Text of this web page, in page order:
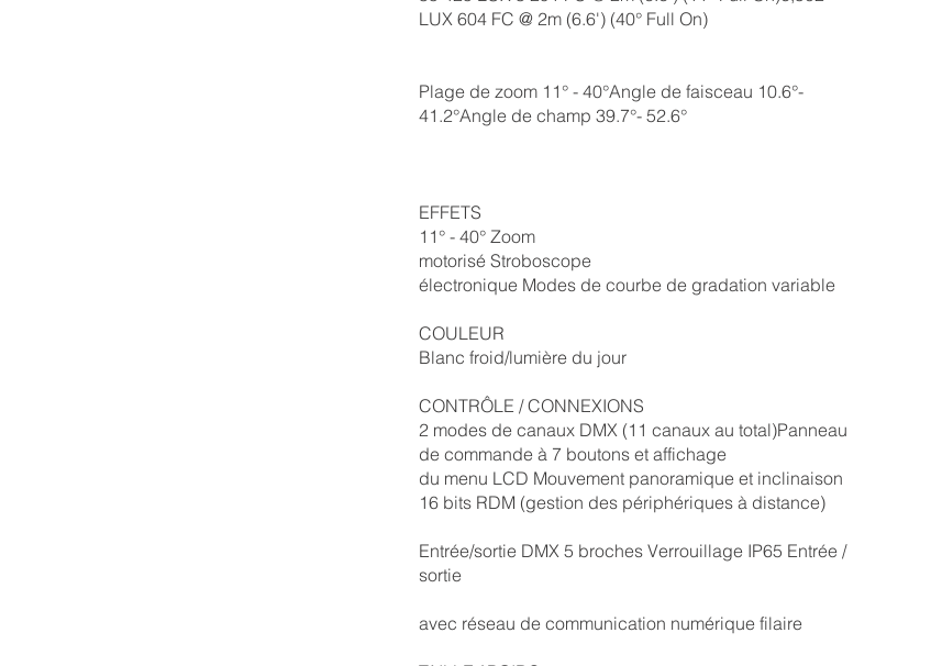
LUX 604 FC @ 2m (6.6') (40° Full On)
Plage de zoom 11° - 40°Angle de faisceau 10.6°-
41.2°Angle de champ 39.7°- 52.6°
EFFETS
11° - 40° Zoom
motorisé Stroboscope
électronique Modes de courbe de gradation variable
COULEUR
Blanc froid/lumière du jour
CONTRÔLE / CONNEXIONS
2 modes de canaux DMX (11 canaux au total)Panneau
de commande à 7 boutons et affichage
du menu LCD Mouvement panoramique et inclinaison
16 bits RDM (gestion des périphériques à distance)
Entrée/sortie DMX 5 broches Verrouillage IP65 Entrée /
sortie
avec réseau de communication numérique filaire